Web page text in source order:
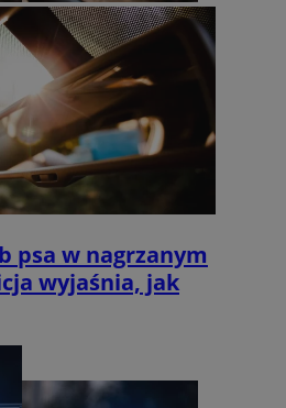
psa w nagrzanym
wyjaśnia, jak